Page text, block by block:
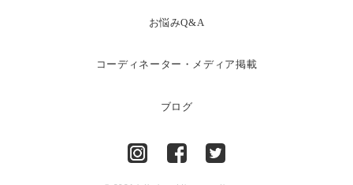
お悩みQ&A
コーディネーター・メディア掲載
ブログ